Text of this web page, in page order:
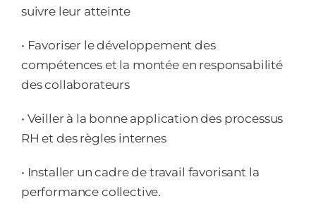
suivre leur atteinte
• Favoriser le développement des
compétences et la montée en responsabilité
des collaborateurs
• Veiller à la bonne application des processus
RH et des règles internes
• Installer un cadre de travail favorisant la
performance collective.